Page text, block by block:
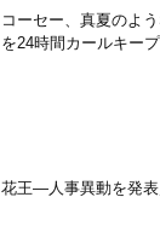
コーセー、真夏のよ
を24時間カールキー
花王―人事異動を発